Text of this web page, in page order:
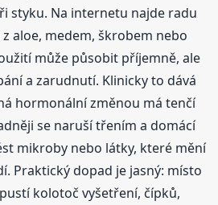
styku. Na internetu najde radu
aloe, medem, škrobem nebo
může působit příjemně, ale
a zarudnutí. Klinicky to dává
hormonální změnou má tenčí
se naruší třením a domácí
mikroby nebo látky, které mění
Praktický dopad je jasný: místo
kolotoč vyšetření, čípků,